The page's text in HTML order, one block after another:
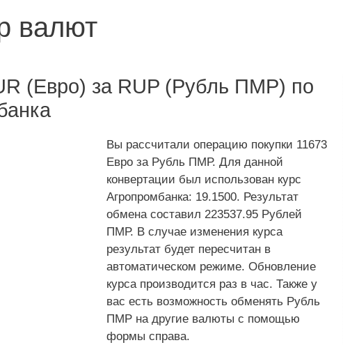
валют
(Евро) за RUP (Рубль ПМР) по
Вы рассчитали операцию покупки 11673
Евро за Рубль ПМР. Для данной
конвертации был использован курс
Агропромбанка: 19.1500. Результат
обмена составил 223537.95 Рублей
ПМР. В случае изменения курса
результат будет пересчитан в
автоматическом режиме. Обновление
курса производится раз в час. Также у
вас есть возможность обменять Рубль
ПМР на другие валюты с помощью
формы справа.